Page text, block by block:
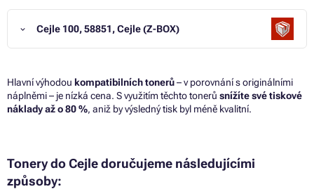
Cejle 100, 58851, Cejle (Z-BOX)
Hlavní výhodou kompatibilních tonerů– v porovnání s originálními
náplněmi – je nízká cena. S využitím těchto tonerů snížíte své tiskové
náklady až o 80 %, aniž by výsledný tisk byl méně kvalitní.
Tonery do Cejle doručujeme následujícími
způsoby: